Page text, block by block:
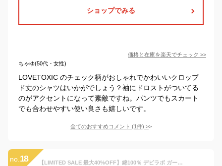
ショップでみる
価格と在庫を楽天でチェック >>
ちゃゆ(50代・女性)
LOVETOXIC のチェック柄がおしゃれでかわいいクロップ
ド丈のシャツはいかがでしょう？袖にドロストがついてる
のがアクセントになって素敵ですね。パンツでもスカート
でも合わせやすい使い良さも嬉しいです。
全てのおすすめコメント (1件) >
no. 18 【LIMITED SALE 最大40%OFF】綿100％ デビラボ ガールズ クロップド丈 プリント半袖Tシャツ 子供服 キッズ 女の子 Tシャツ トップス 【送料無料】25ss_ガールズトレンド